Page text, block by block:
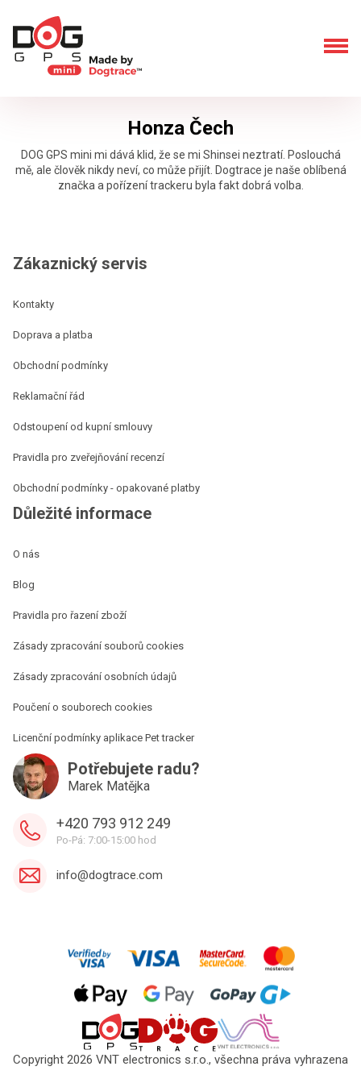
Honza Čech
DOG GPS mini mi dává klid, že se mi Shinsei neztratí. Poslouchá
mě, ale člověk nikdy neví, co může přijít. Dogtrace je naše oblíbená
značka a pořízení trackeru byla fakt dobrá volba.
Zákaznický servis
Kontakty
Doprava a platba
Obchodní podmínky
Reklamační řád
Odstoupení od kupní smlouvy
Pravidla pro zveřejňování recenzí
Obchodní podmínky - opakované platby
Důležité informace
O nás
Blog
Pravidla pro řazení zboží
Zásady zpracování souborů cookies
Zásady zpracování osobních údajů
Poučení o souborech cookies
Licenční podmínky aplikace Pet tracker
Potřebujete radu?
Marek Matějka
+420 793 912 249
Po-Pá: 7:00-15:00 hod
info@dogtrace.com
Copyright 2026 VNT electronics s.r.o., všechna práva vyhrazena